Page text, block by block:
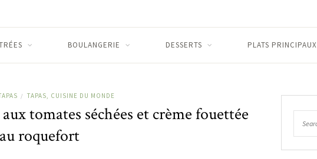
BOULANGERIE DESSERTS PLATS PRINCIPAUX
/ TAPAS, CUISINE DU MONDE
tomates séchées et crème fouettée
au roquefort